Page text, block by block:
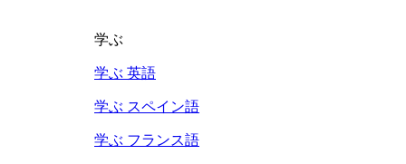
学ぶ
学ぶ 英語
学ぶ スペイン語
学ぶ フランス語